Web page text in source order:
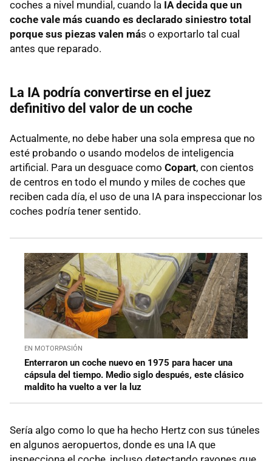
coches a nivel mundial, cuando la IA decida que un
coche vale más cuando es declarado siniestro total
porque sus piezas valen más o exportarlo tal cual
antes que reparado.
La IA podría convertirse en el juez
definitivo del valor de un coche
Actualmente, no debe haber una sola empresa que no
esté probando o usando modelos de inteligencia
artificial. Para un desguace como Copart, con cientos
de centros en todo el mundo y miles de coches que
reciben cada día, el uso de una IA para inspeccionar los
coches podría tener sentido.
EN MOTORPASIÓN
Enterraron un coche nuevo en 1975 para hacer una
cápsula del tiempo. Medio siglo después, este clásico
maldito ha vuelto a ver la luz
Sería algo como lo que ha hecho Hertz con sus túneles
en algunos aeropuertos, donde es una IA que